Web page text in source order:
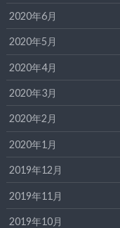
2020年6月
2020年5月
2020年4月
2020年3月
2020年2月
2020年1月
2019年12月
2019年11月
2019年10月